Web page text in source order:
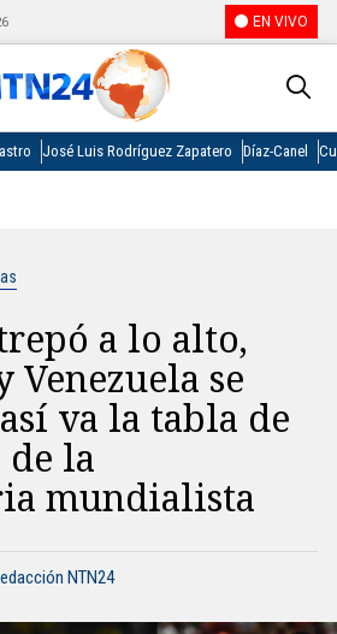
EN VIVO
José Luis Rodríguez Zapatero Díaz-Canel
a lo alto,
Venezuela se
va la tabla de
la
mundialista
NTN24